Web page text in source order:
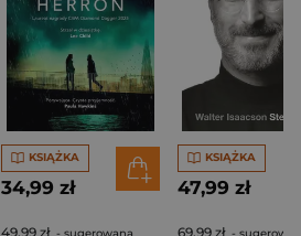
KSIĄŻKA
34,99 zł
49,99 zł - sugerowana
KSIĄŻKA
47,99 zł
69,99 zł -